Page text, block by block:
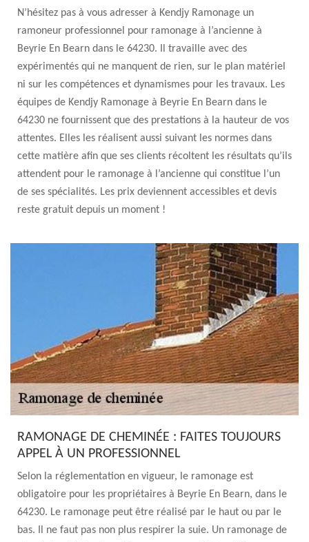
N’hésitez pas à vous adresser à Kendjy Ramonage un
ramoneur professionnel pour ramonage à l’ancienne à
Beyrie En Bearn dans le 64230. Il travaille avec des
expérimentés qui ne manquent de rien, sur le plan matériel
ni sur les compétences et dynamismes pour les travaux. Les
équipes de Kendjy Ramonage à Beyrie En Bearn dans le
64230 ne fournissent que des prestations à la hauteur de vos
attentes. Elles les réalisent aussi suivant les normes dans
cette matière afin que ses clients récoltent les résultats qu’ils
attendent pour le ramonage à l’ancienne qui constitue l’un
de ses spécialités. Les prix deviennent accessibles et devis
reste gratuit depuis un moment !
RAMONAGE DE CHEMINÉE : FAITES TOUJOURS
APPEL À UN PROFESSIONNEL
Selon la réglementation en vigueur, le ramonage est
obligatoire pour les propriétaires à Beyrie En Bearn, dans le
64230. Le ramonage peut être réalisé par le haut ou par le
bas. Il ne faut pas non plus respirer la suie. Un ramonage de